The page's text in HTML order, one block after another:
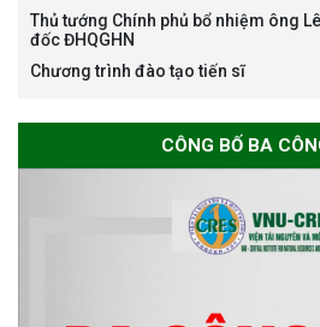
Thông
bổng
Thủ tướng Chính phủ bổ nhiệm ông
đốc ĐHQGHN
Chương trình đào tạo tiến sĩ
CÔNG BỐ BA